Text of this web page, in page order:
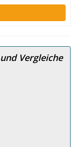
Vergleiche